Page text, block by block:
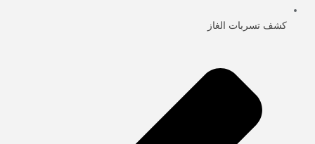
كشف تسربات الغاز